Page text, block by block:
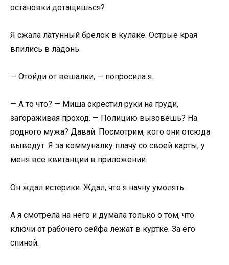
остановки дотащишься?
Я сжала латунный брелок в кулаке. Острые края
впились в ладонь.
— Отойди от вешалки, — попросила я.
— А то что? — Миша скрестил руки на груди,
загораживая проход. — Полицию вызовешь? На
родного мужа? Давай. Посмотрим, кого они отсюда
выведут. Я за коммуналку плачу со своей карты, у
меня все квитанции в приложении.
Он ждал истерики. Ждал, что я начну умолять.
А я смотрела на него и думала только о том, что
ключи от рабочего сейфа лежат в куртке. За его
спиной.